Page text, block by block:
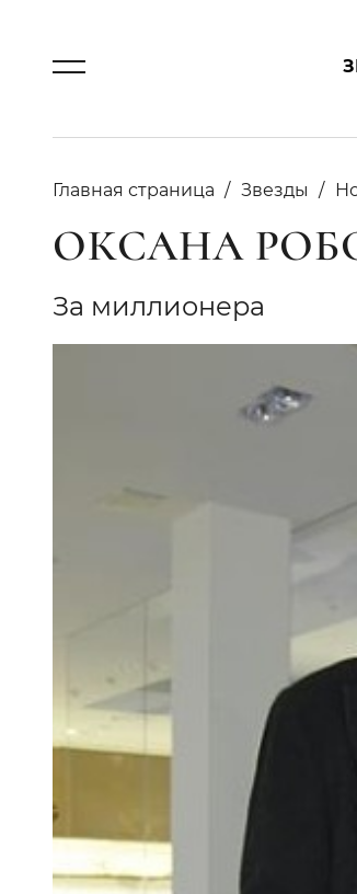
Главная страница Звезды
ОКСАНА
За миллионера